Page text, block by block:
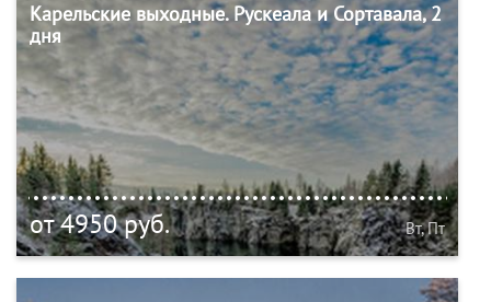
Карельские выходные. Рускеала и Сортавала, 2
дня
от 4950 руб. Вт, Пт